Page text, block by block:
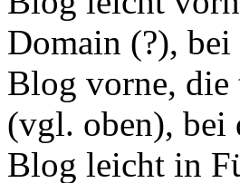
Domain (?),
Blog vorne, die
(vgl. oben), bei
Blog leicht in